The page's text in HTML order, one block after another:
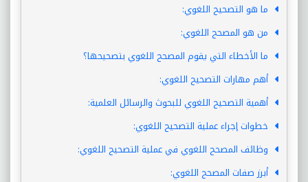
ما هو التصحيح اللغوي:
من هو المصحح اللغوي:
ما الأخطاء التي يقوم المصحح اللغوي بتصحيحها؟
أهم مهارات التصحيح اللغوي:
أهمية التصحيح اللغوي للبحوث والرسائل العلمية:
خطوات إجراء عملية التصحيح اللغوي:
وظائف المصحح اللغوي في عملية التصحيح اللغوي:
أبرز صفات المصحح اللغوي: